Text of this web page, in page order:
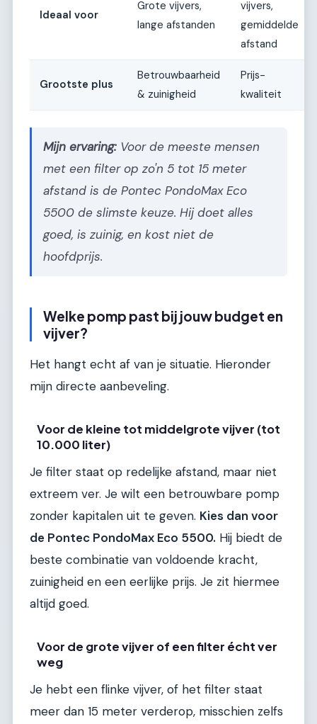
Ideaal voor
Grote vijvers,
lange afstanden
vijvers,
gemiddelde
afstand
Grootste plus
Betrouwbaarheid
& zuinigheid
Prijs-
kwaliteit
Mijn ervaring: Voor de meeste mensen
met een filter op zo'n 5 tot 15 meter
afstand is de Pontec PondoMax Eco
5500 de slimste keuze. Hij doet alles
goed, is zuinig, en kost niet de
hoofdprijs.
Welke pomp past bij jouw budget en
vijver?
Het hangt echt af van je situatie. Hieronder
mijn directe aanbeveling.
Voor de kleine tot middelgrote vijver (tot
10.000 liter)
Je filter staat op redelijke afstand, maar niet
extreem ver. Je wilt een betrouwbare pomp
zonder kapitalen uit te geven. Kies dan voor
de Pontec PondoMax Eco 5500. Hij biedt de
beste combinatie van voldoende kracht,
zuinigheid en een eerlijke prijs. Je zit hiermee
altijd goed.
Voor de grote vijver of een filter écht ver
weg
Je hebt een flinke vijver, of het filter staat
meer dan 15 meter verderop, misschien zelfs